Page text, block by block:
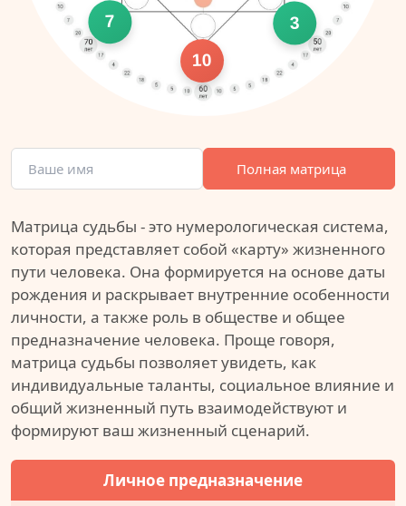
10
3
7
Полная матрица
Матрица судьбы - это нумерологическая система,
которая представляет собой «карту» жизненного
пути человека. Она формируется на основе даты
рождения и раскрывает внутренние особенности
личности, а также роль в обществе и общее
предназначение человека. Проще говоря,
матрица судьбы позволяет увидеть, как
индивидуальные таланты, социальное влияние и
общий жизненный путь взаимодействуют и
формируют ваш жизненный сценарий.
Личное предназначение